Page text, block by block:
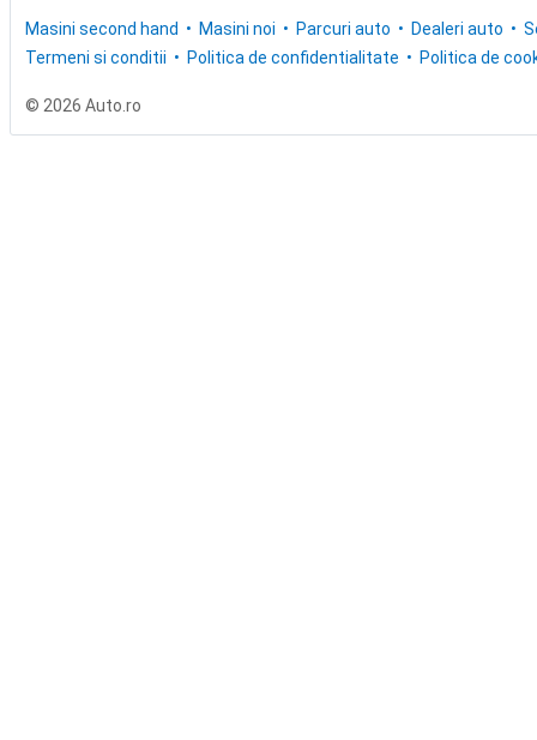
Masini second hand Masini noi Parcuri auto Dealeri auto
Termeni si conditii
Politica de confidentialitate Politica de
© 2026 Auto.ro